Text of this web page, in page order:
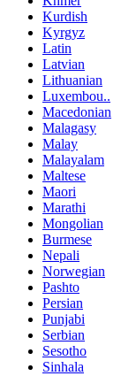
Kurdish
Kyrgyz
Latin
Latvian
Lithuanian
Luxembou..
Macedonian
Malagasy
Malay
Malayalam
Maltese
Maori
Marathi
Mongolian
Burmese
Nepali
Norwegian
Pashto
Persian
Punjabi
Serbian
Sesotho
Sinhala